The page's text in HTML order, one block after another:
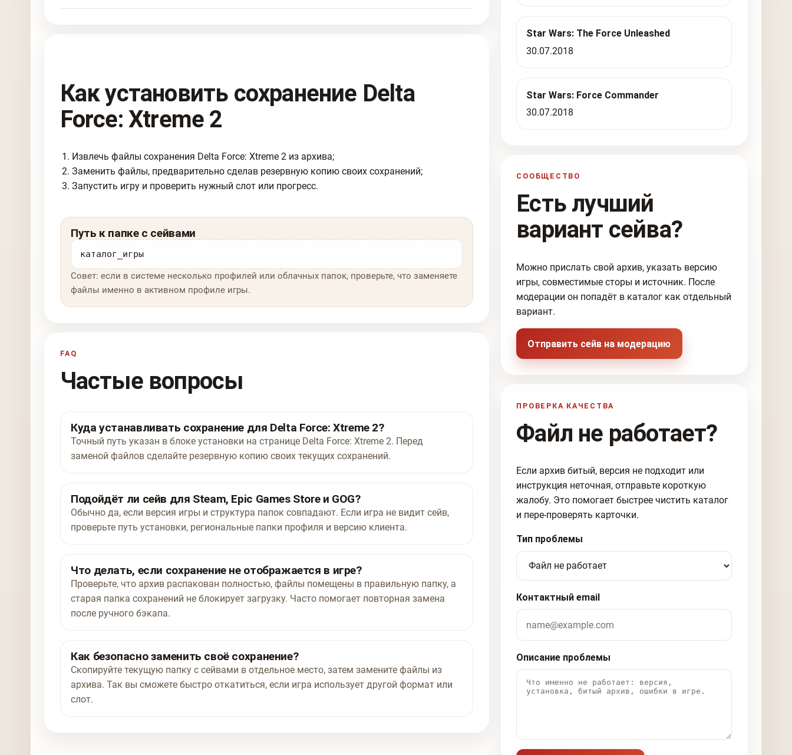
Как установить сохранение Delta
Force: Xtreme 2
Извлечь файлы сохранения Delta Force: Xtreme 2 из архива;
Заменить файлы, предварительно сделав резервную копию своих сохранений;
Запустить игру и проверить нужный слот или прогресс.
Путь к папке с сейвами
каталог_игры
Совет: если в системе несколько профилей или облачных папок, проверьте, что заменяете
файлы именно в активном профиле игры.
FAQ
Частые вопросы
Куда устанавливать сохранение для Delta Force: Xtreme 2?
Точный путь указан в блоке установки на странице Delta Force: Xtreme 2. Перед
заменой файлов сделайте резервную копию своих текущих сохранений.
Подойдёт ли сейв для Steam, Epic Games Store и GOG?
Обычно да, если версия игры и структура папок совпадают. Если игра не видит сейв,
проверьте путь установки, региональные папки профиля и версию клиента.
Что делать, если сохранение не отображается в игре?
Проверьте, что архив распакован полностью, файлы помещены в правильную папку, а
старая папка сохранений не блокирует загрузку. Часто помогает повторная замена
после ручного бэкапа.
Как безопасно заменить своё сохранение?
Скопируйте текущую папку с сейвами в отдельное место, затем замените файлы из
архива. Так вы сможете быстро откатиться, если игра использует другой формат или
слот.
Star Wars: The Force Unleashed
30.07.2018
Star Wars: Force Commander
30.07.2018
СООБЩЕСТВО
Есть лучший
вариант сейва?
Можно прислать свой архив, указать версию
игры, совместимые сторы и источник. После
модерации он попадёт в каталог как отдельный
вариант.
Отправить сейв на модерацию
ПРОВЕРКА КАЧЕСТВА
Файл не работает?
Если архив битый, версия не подходит или
инструкция неточная, отправьте короткую
жалобу. Это помогает быстрее чистить каталог
и пере-проверять карточки.
Тип проблемы
Контактный email
Описание проблемы